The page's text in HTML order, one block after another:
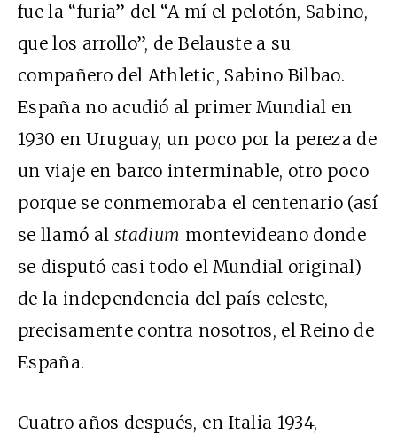
fue la “furia” del “A mí el pelotón, Sabino,
que los arrollo”, de Belauste a su
compañero del Athletic, Sabino Bilbao.
España no acudió al primer Mundial en
1930 en Uruguay, un poco por la pereza de
un viaje en barco interminable, otro poco
porque se conmemoraba el centenario (así
se llamó alstadium montevideano donde
se disputó casi todo el Mundial original)
de la independencia del país celeste,
precisamente contra nosotros, el Reino de
España.
Cuatro años después, en Italia 1934,